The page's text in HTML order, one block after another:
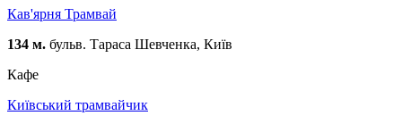
Кав'ярня Трамвай
134 м. бульв. Тараса Шевченка, Київ
Кафе
Київський трамвайчик